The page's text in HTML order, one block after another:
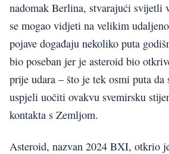
nadomak Berlina, stvarajući svijetli
se mogao vidjeti na velikim
pojave događaju nekoliko puta
bio poseban jer je asteroid bio
prije udara – što je tek osmi puta da
uspjeli uočiti ovakvu svemirsku
kontakta s Zemljom.
Asteroid, nazvan 2024 BXI, otkrio